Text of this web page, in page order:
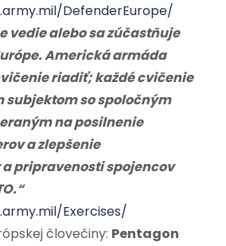
DefenderEurope/
vedie alebo sa zúčastňuje
Americká armáda
riadiť; každé cvičenie
subjektom so spoločným
na posilnenie
a zlepšenie
pripravenosti spojencov
Exercises/
človečiny: Pentagon